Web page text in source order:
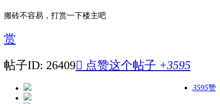
搬砖不容易，打赏一下楼主吧
赏
帖子ID: 26409 点赞这个帖子 +3595
3595赞